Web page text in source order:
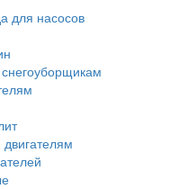
для насосов